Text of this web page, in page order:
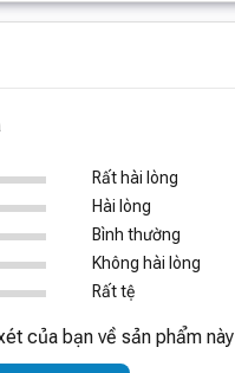
Rất hài lòng
Hài lòng
Bình thường
Không hài lòng
Rất tệ
của bạn về sản phẩm này